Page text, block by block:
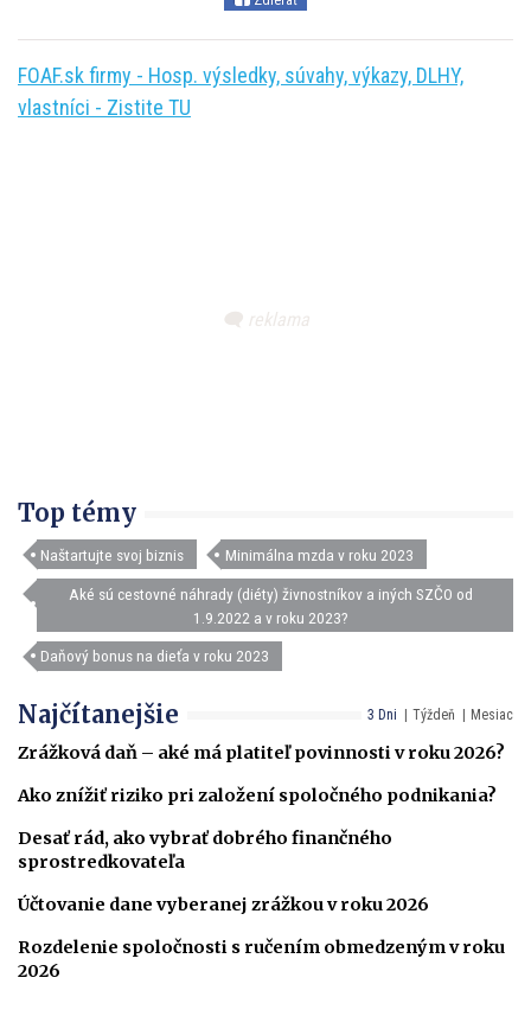
FOAF.sk firmy - Hosp. výsledky, súvahy, výkazy, DLHY,
vlastníci - Zistite TU
Top témy
Naštartujte svoj biznis Minimálna mzda v roku 2023
Aké sú cestovné náhrady (diéty) živnostníkov a iných SZČO od
1.9.2022 a v roku 2023?
Daňový bonus na dieťa v roku 2023
3 Dni Týždeň Mesiac
Najčítanejšie
Zrážková daň – aké má platiteľ povinnosti v roku 2026?
Ako znížiť riziko pri založení spoločného podnikania?
Desať rád, ako vybrať dobrého finančného
sprostredkovateľa
Účtovanie dane vyberanej zrážkou v roku 2026
Rozdelenie spoločnosti s ručením obmedzeným v roku
2026